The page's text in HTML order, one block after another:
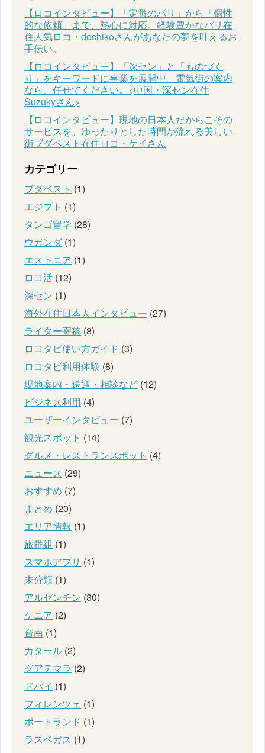
【ロコインタビュー】「定番のパリ」から「個性
的な依頼」まで、熱心に対応。経験豊かなパリ在
住人気ロコ・dochikoさんがあなたの夢を叶えるお
手伝い。
【ロコインタビュー】「深セン」と「ものづく
り」をキーワードに事業を展開中。電気街の案内
なら、任せてください。<中国・深セン在住
Suzukyさん>
【ロコインタビュー】現地の日本人だからこその
サービスを。ゆったりとした時間が流れる美しい
街ブダペスト在住ロコ・ケイさん
カテゴリー
ブダペスト (1)
エジプト (1)
タンゴ留学 (28)
ウガンダ(1)
エストニア (1)
ロコ活 (12)
深セン (1)
海外在住日本人インタビュー (27)
ライター寄稿 (8)
ロコタビ使い方ガイド (3)
ロコタビ利用体験 (8)
現地案内・送迎・相談など (12)
ビジネス利用 (4)
ユーザーインタビュー (7)
観光スポット (14)
グルメ・レストランスポット (4)
ニュース (29)
おすすめ (7)
まとめ (20)
エリア情報 (1)
旅番組 (1)
スマホアプリ (1)
未分類 (1)
アルゼンチン (30)
ケニア (2)
台南 (1)
カタール (2)
グアテマラ (2)
ドバイ (1)
フィレンツェ (1)
ポートランド (1)
ラスベガス (1)